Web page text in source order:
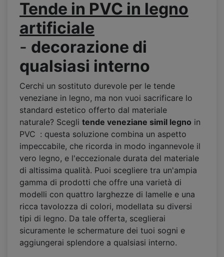
Tende in PVC in legno
artificiale
- decorazione di
qualsiasi interno
Cerchi un sostituto durevole per le tende
veneziane in legno, ma non vuoi sacrificare lo
standard estetico offerto dal materiale
naturale? Scegli tende veneziane simil legno in
PVC : questa soluzione combina un aspetto
impeccabile, che ricorda in modo ingannevole il
vero legno, e l'eccezionale durata del materiale
di altissima qualità. Puoi scegliere tra un'ampia
gamma di prodotti che offre una varietà di
modelli con quattro larghezze di lamelle e una
ricca tavolozza di colori, modellata su diversi
tipi di legno. Da tale offerta, sceglierai
sicuramente le schermature dei tuoi sogni e
aggiungerai splendore a qualsiasi interno.